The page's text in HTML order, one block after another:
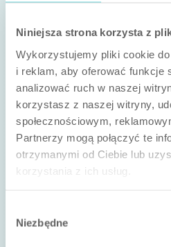
Niniejsza strona korzysta z
Wykorzystujemy pliki cookie
i reklam, aby oferować funkcje
analizować ruch w naszej
korzystasz z naszej witryny,
społecznościowym,
Partnerzy mogą połączyć te
otrzymanymi od Ciebie lub
korzystania z ich usług.
zgody
Niezbędne